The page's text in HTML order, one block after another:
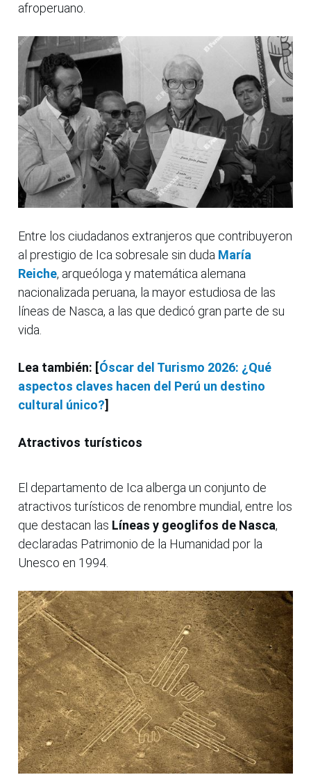
afroperuano.
Entre los ciudadanos extranjeros que contribuyeron
al prestigio de Ica sobresale sin duda María
Reiche, arqueóloga y matemática alemana
nacionalizada peruana, la mayor estudiosa de las
líneas de Nasca, a las que dedicó gran parte de su
vida.
Lea también: [Óscar del Turismo 2026: ¿Qué
aspectos claves hacen del Perú un destino
cultural único?]
Atractivos turísticos
El departamento de Ica alberga un conjunto de
atractivos turísticos de renombre mundial, entre los
que destacan las Líneas y geoglifos de Nasca,
declaradas Patrimonio de la Humanidad por la
Unesco en 1994.